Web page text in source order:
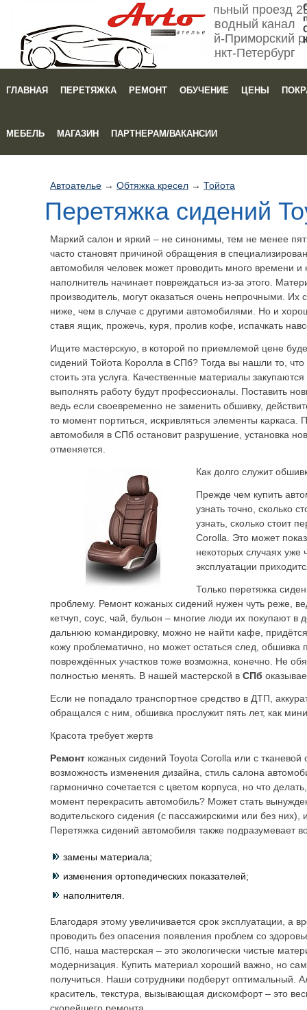
Мебельный проезд
Обводный канал
Кировский-Приморский
Санкт-Петербург
ГЛАВНАЯ ПЕРЕТЯЖКА РЕМОНТ ОБУЧЕНИЕ ЦЕНЫ
МЕБЕЛЬ МАГАЗИН ПАРТНЕРАМ/ВАКАНСИИ
Автоателье → Обтяжка кресел → Тойота
Перетяжка сидений
Маркий салон и яркий – не синонимы, тем не менее
часто становят причиной обращения в
автомобиля человек может проводить много времени и
наполнитель начинает повреждаться из-за этого.
производитель, могут оказаться очень непрочными. Их
ниже, чем в случае с другими автомобилями. Но и
ставя ящик, прожечь, куря, пролив кофе, испачкать
Ищите мастерскую, в которой по приемлемой цене
сидений Тойота Королла в СПб? Тогда вы нашли то, что
стоить эта услуга. Качественные материалы
выполнять работу будут профессионалы. Поставить
ведь если своевременно не заменить обшивку,
то момент портиться, искривляться элементы каркаса.
автомобиля в СПб остановит разрушение, установка
отменяется.
Как долго служит
Прежде чем купить
узнать точно, сколько
узнать, сколько стоит
Corolla. Это может
некоторых случаях уже
эксплуатации
Только перетяжка
проблему. Ремонт кожаных сидений нужен чуть реже,
кетчуп, соус, чай, бульон – многие люди их покупают в
дальнюю командировку, можно не найти кафе,
кожу проблематично, но может остаться след, обшивка
повреждённых участков тоже возможна, конечно. Не
полностью менять. В нашей мастерской в СПб
Если не попадало транспортное средство в ДТП,
обращался с ним, обшивка прослужит пять лет, как
Красота требует жертв
Ремонт кожаных сидений Toyota Corolla или с тканевой
возможность изменения дизайна, стиль салона
гармонично сочетается с цветом корпуса, но что
момент перекрасить автомобиль? Может стать
водительского сидения (с пассажирскими или без
Перетяжка сидений автомобиля также подразумевает
замены материала;
изменения ортопедических показателей;
наполнителя.
Благодаря этому увеличивается срок эксплуатации, а
проводить без опасения появления проблем со
СПб, наша мастерская – это экологически чистые
модернизация. Купить материал хороший важно, но
получиться. Наши сотрудники подберут оптимальный.
краситель, текстура, вызывающая дискомфорт – это